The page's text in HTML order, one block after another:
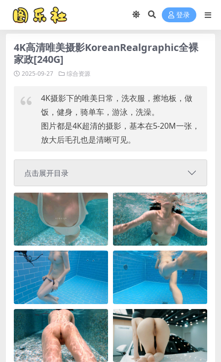
登录
4K高清唯美摄影KoreanRealgraphic全裸
家政[240G]
2025-09-27 综合资源
4K摄影下的唯美日常，洗衣服，擦地板，做
饭，健身，骑单车，游泳，洗澡。
图片都是4K超清的摄影，基本在5-20M一张，
放大后毛孔也是清晰可见。
点击展开目录